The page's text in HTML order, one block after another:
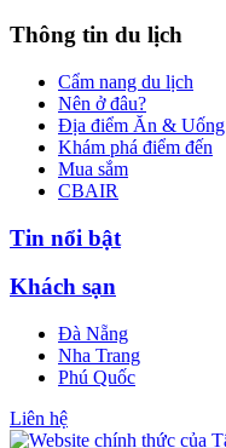
Thông tin du lịch
Cẩm nang du lịch
Nên ở đâu?
Địa điểm Ăn & Uống
Khám phá điểm đến
Mua sắm
CBAIR
Tin nổi bật
Khách sạn
Đà Nẵng
Nha Trang
Phú Quốc
Liên hệ